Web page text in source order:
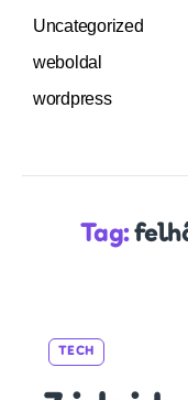
Uncategorized
weboldal
wordpress
Tag:
TECH